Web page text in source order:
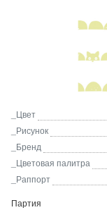
_Цвет
_Рисунок
_Бренд
_Цветовая палитра
_Раппорт
Партия